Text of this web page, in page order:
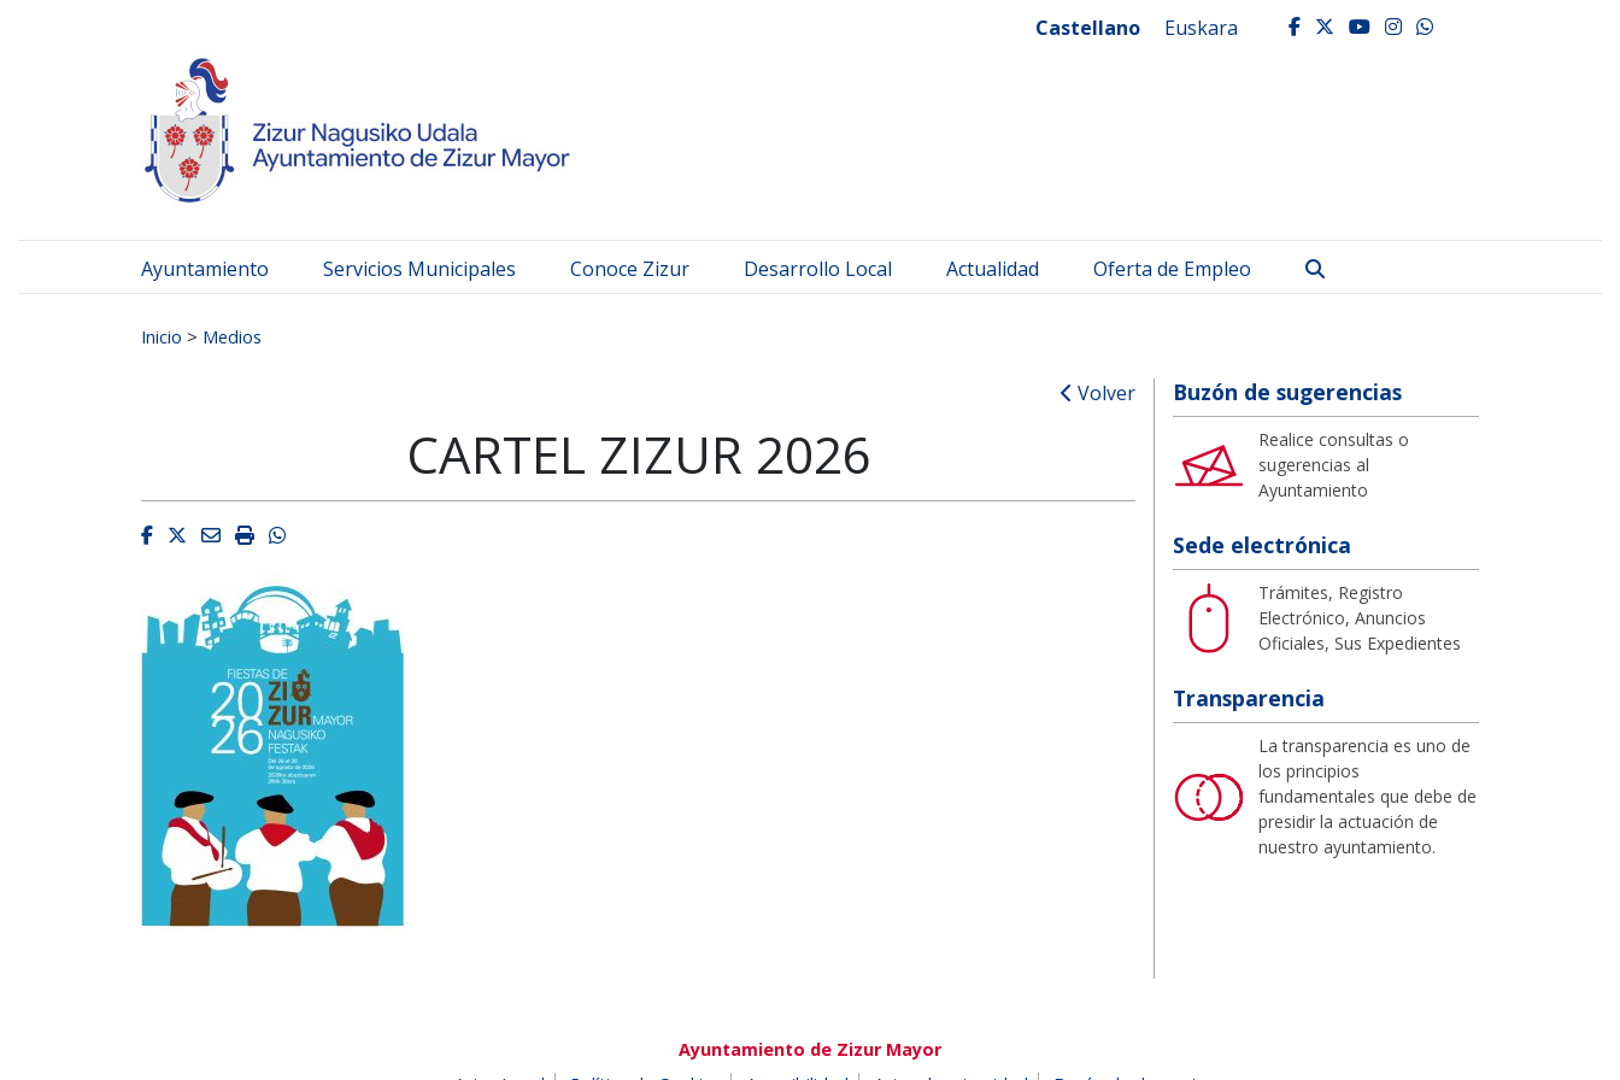
Castellano Euskara facebook
twitter
youtube
instagram
whatsapp
Ayuntamiento Servicios Municipales Conoce Zizur Desarrollo Local Actualidad Oferta de Empleo
Inicio > Medios
Volver
CARTEL ZIZUR 2026
Facebook
Twitter
EmailImprimirWhatsapp
Buzón de sugerencias
Realice consultas o
sugerencias al
Ayuntamiento
Sede electrónica
Trámites, Registro
Electrónico, Anuncios
Oficiales, Sus Expedientes
Transparencia
La transparencia es uno de
los principios
fundamentales que debe de
presidir la actuación de
nuestro ayuntamiento.
Ayuntamiento de Zizur Mayor